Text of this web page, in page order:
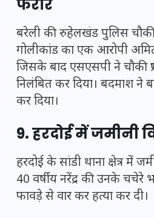
फरार
बरेली की रुहेलखंड पुलिस चौकी
गोलीकांड का एक आरोपी अमित
जिसके बाद एसएसपी ने चौकी
निलंबित कर दिया। बदमाश ने
कर दिया।
9. हरदोई में जमीनी
हरदोई के सांडी थाना क्षेत्र में
40 वर्षीय नरेंद्र की उनके चचेरे
फावड़े से वार कर हत्या कर दी।